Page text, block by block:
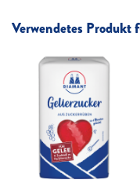
Verwendetes Produkt